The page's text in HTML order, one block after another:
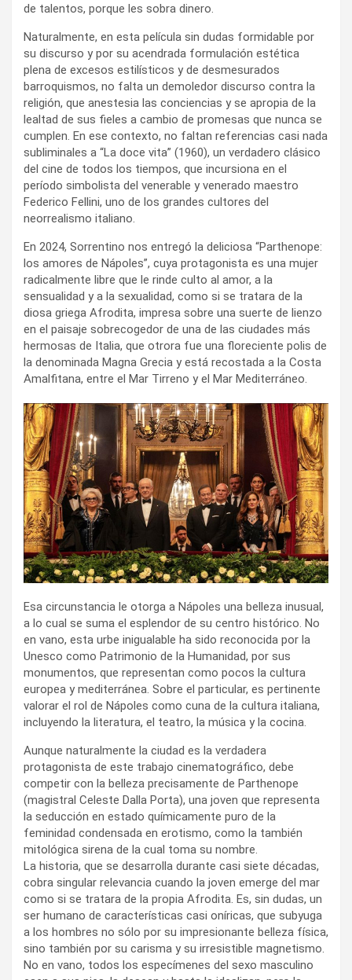
de talentos, porque les sobra dinero.
Naturalmente, en esta película sin dudas formidable por
su discurso y por su acendrada formulación estética
plena de excesos estilísticos y de desmesurados
barroquismos, no falta un demoledor discurso contra la
religión, que anestesia las conciencias y se apropia de la
lealtad de sus fieles a cambio de promesas que nunca se
cumplen. En ese contexto, no faltan referencias casi nada
subliminales a “La doce vita” (1960), un verdadero clásico
del cine de todos los tiempos, que incursiona en el
período simbolista del venerable y venerado maestro
Federico Fellini, uno de los grandes cultores del
neorrealismo italiano.
En 2024, Sorrentino nos entregó la deliciosa “Parthenope:
los amores de Nápoles”, cuya protagonista es una mujer
radicalmente libre que le rinde culto al amor, a la
sensualidad y a la sexualidad, como si se tratara de la
diosa griega Afrodita, impresa sobre una suerte de lienzo
en el paisaje sobrecogedor de una de las ciudades más
hermosas de Italia, que otrora fue una floreciente polis de
la denominada Magna Grecia y está recostada a la Costa
Amalfitana, entre el Mar Tirreno y el Mar Mediterráneo.
Esa circunstancia le otorga a Nápoles una belleza inusual,
a lo cual se suma el esplendor de su centro histórico. No
en vano, esta urbe inigualable ha sido reconocida por la
Unesco como Patrimonio de la Humanidad, por sus
monumentos, que representan como pocos la cultura
europea y mediterránea. Sobre el particular, es pertinente
valorar el rol de Nápoles como cuna de la cultura italiana,
incluyendo la literatura, el teatro, la música y la cocina.
Aunque naturalmente la ciudad es la verdadera
protagonista de este trabajo cinematográfico, debe
competir con la belleza precisamente de Parthenope
(magistral Celeste Dalla Porta), una joven que representa
la seducción en estado químicamente puro de la
feminidad condensada en erotismo, como la también
mitológica sirena de la cual toma su nombre.
La historia, que se desarrolla durante casi siete décadas,
cobra singular relevancia cuando la joven emerge del mar
como si se tratara de la propia Afrodita. Es, sin dudas, un
ser humano de características casi oníricas, que subyuga
a los hombres no sólo por su impresionante belleza física,
sino también por su carisma y su irresistible magnetismo.
No en vano, todos los especímenes del sexo masculino